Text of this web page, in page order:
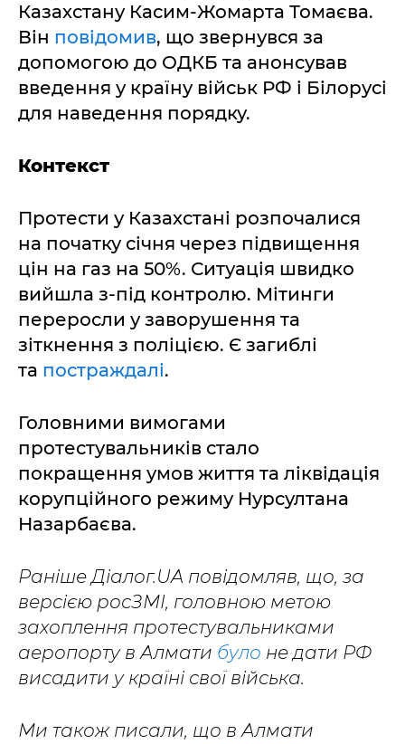
Казахстану Касим-Жомарта Томаєва.
Він повідомив, що звернувся за
допомогою до ОДКБ та анонсував
введення у країну військ РФ і Білорусі
для наведення порядку.
Контекст
Протести у Казахстані розпочалися
на початку січня через підвищення
цін на газ на 50%. Ситуація швидко
вийшла з-під контролю. Мітинги
переросли у заворушення та
зіткнення з поліцією. Є загиблі
та постраждалі.
Головними вимогами
протестувальників стало
покращення умов життя та ліквідація
корупційного режиму Нурсултана
Назарбаєва.
Раніше Діалог.UA повідомляв, що, за
версією росЗМІ, головною метою
захоплення протестувальниками
аеропорту в Алмати було не дати РФ
висадити у країні свої війська.
Ми також писали, що в Алмати